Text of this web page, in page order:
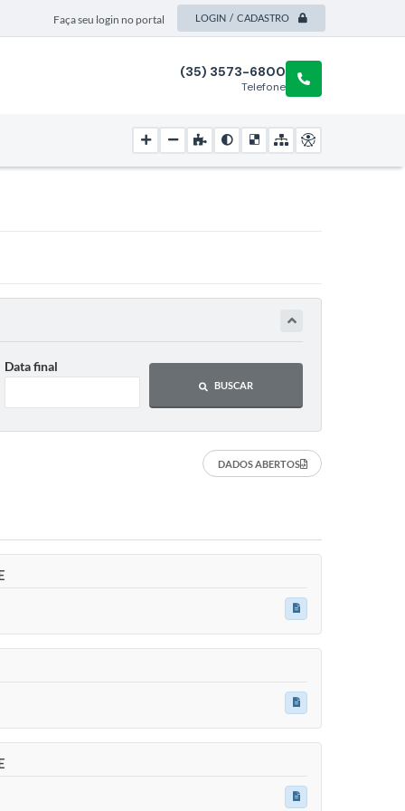
Faça seu login no portal LOGIN / CADASTRO
Telefone
(35) 3573-6800
Data final
BUSCAR
DADOS ABERTOS